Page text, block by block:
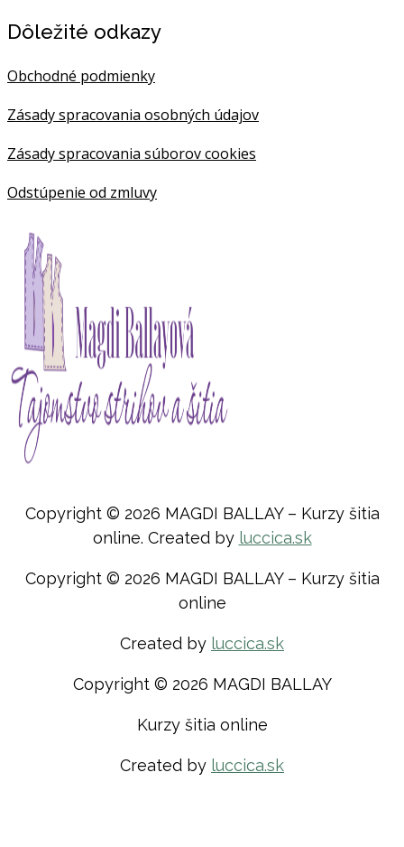
Dôležité odkazy
Obchodné podmienky
Zásady spracovania osobných údajov
Zásady spracovania súborov cookies
Odstúpenie od zmluvy
Copyright © 2026 MAGDI BALLAY – Kurzy šitia
online. Created by luccica.sk
Copyright © 2026 MAGDI BALLAY – Kurzy šitia
online
Created by luccica.sk
Copyright © 2026 MAGDI BALLAY
Kurzy šitia online
Created by luccica.sk